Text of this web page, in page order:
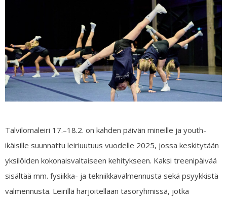
Talvilomaleiri 17.–18.2. on kahden päivän mineille ja youth-
ikäisille suunnattu leiriuutuus vuodelle 2025, jossa keskitytään
yksilöiden kokonaisvaltaiseen kehitykseen. Kaksi treenipäivää
sisältää mm. fysiikka- ja tekniikkavalmennusta sekä psyykkistä
valmennusta. Leirillä harjoitellaan tasoryhmissä, jotka